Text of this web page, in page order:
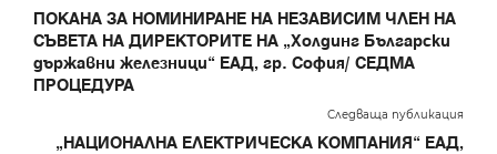
ПОКАНА ЗА НОМИНИРАНЕ НА НЕЗАВИСИМ ЧЛЕН НА
СЪВЕТА НА ДИРЕКТОРИТЕ НА „Холдинг Български
държавни железници“ ЕАД, гр. София/ СЕДМА
ПРОЦЕДУРА
Следваща публикация
„НАЦИОНАЛНА ЕЛЕКТРИЧЕСКА КОМПАНИЯ“ ЕАД,